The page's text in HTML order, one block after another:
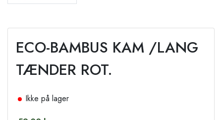
ECO-BAMBUS KAM /LANG
TÆNDER ROT.
Ikke på lager